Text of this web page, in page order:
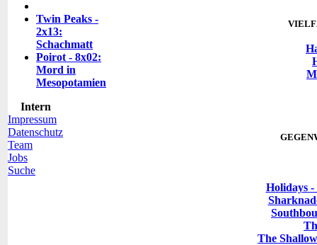
Twin Peaks -
2x13:
Schachmatt
Poirot - 8x02:
Mord in
Mesopotamien
Intern
Impressum
Datenschutz
Team
Jobs
Suche
Holidays
The